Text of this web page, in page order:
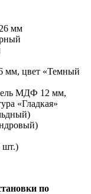
мм
мм, цвет «Темный
МДФ 12 мм,
«Гладкая»
шт.)
по